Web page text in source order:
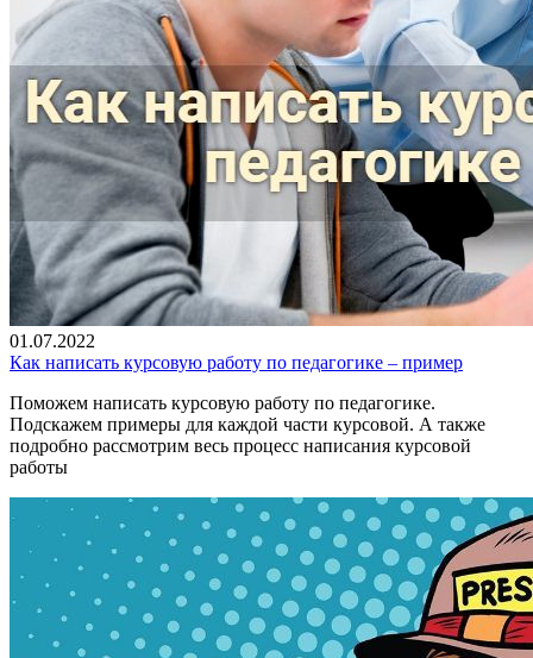
01.07.2022
Как написать курсовую работу по педагогике – пример
Поможем написать курсовую работу по педагогике.
Подскажем примеры для каждой части курсовой. А также
подробно рассмотрим весь процесс написания курсовой
работы